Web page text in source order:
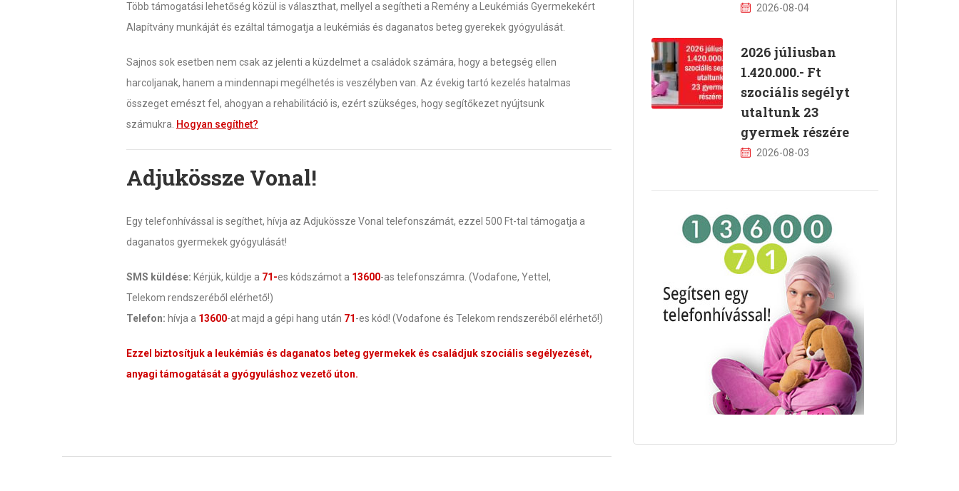
Több támogatási lehetőség közül is választhat, mellyel a segítheti a Remény a Leukémiás Gyermekekért
Alapítvány munkáját és ezáltal támogatja a leukémiás és daganatos beteg gyerekek gyógyulását.
Sajnos sok esetben nem csak az jelenti a küzdelmet a családok számára, hogy a betegség ellen
harcoljanak, hanem a mindennapi megélhetés is veszélyben van. Az évekig tartó kezelés hatalmas
összeget emészt fel, ahogyan a rehabilitáció is, ezért szükséges, hogy segítőkezet nyújtsunk
számukra. Hogyan segíthet?
Adjukössze Vonal!
Egy telefonhívással is segíthet, hívja az Adjukössze Vonal telefonszámát, ezzel 500 Ft-tal támogatja a
daganatos gyermekek gyógyulását!
SMS küldése: Kérjük, küldje a 71-es kódszámot a 13600-as telefonszámra. (Vodafone, Yettel,
Telekom rendszeréből elérhető!)
Telefon: hívja a 13600-at majd a gépi hang után 71-es kód! (Vodafone és Telekom rendszeréből elérhető!)
Ezzel biztosítjuk a leukémiás és daganatos beteg gyermekek és családjuk szociális segélyezését,
anyagi támogatását a gyógyuláshoz vezető úton.
2026-08-04
2026 júliusban
1.420.000.- Ft
szociális segélyt
utaltunk 23
gyermek részére
2026-08-03